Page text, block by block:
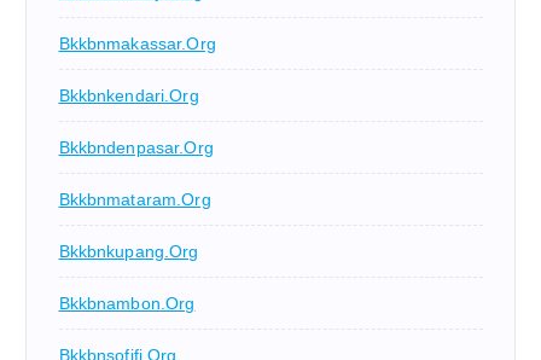
Bkkbnmakassar.org
Bkkbnkendari.org
Bkkbndenpasar.org
Bkkbnmataram.org
Bkkbnkupang.org
Bkkbnambon.org
Bkkbnsofifi.org